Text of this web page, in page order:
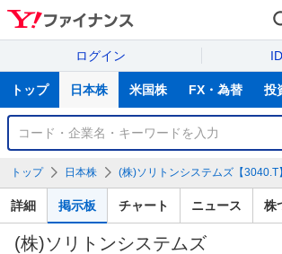
ログイン
サ
トップ 日本株 米国株 FX・為替 投
銘
検
索
トップ 日本株 (株)ソリトンシステムズ【3040.T】
詳細 掲示板 チャート ニュース 株
(株)ソリトンシステムズ